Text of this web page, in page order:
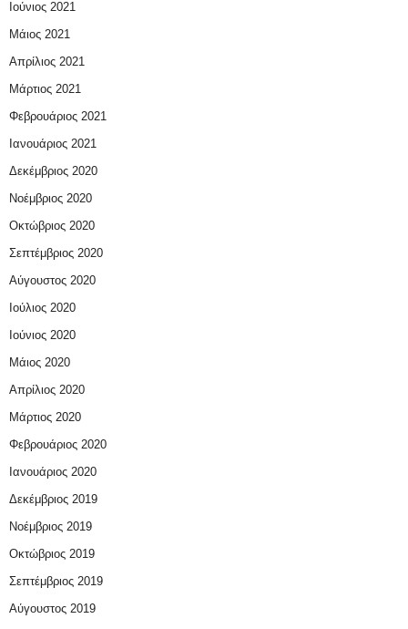
Ιούνιος 2021
Μάιος 2021
Απρίλιος 2021
Μάρτιος 2021
Φεβρουάριος 2021
Ιανουάριος 2021
Δεκέμβριος 2020
Νοέμβριος 2020
Οκτώβριος 2020
Σεπτέμβριος 2020
Αύγουστος 2020
Ιούλιος 2020
Ιούνιος 2020
Μάιος 2020
Απρίλιος 2020
Μάρτιος 2020
Φεβρουάριος 2020
Ιανουάριος 2020
Δεκέμβριος 2019
Νοέμβριος 2019
Οκτώβριος 2019
Σεπτέμβριος 2019
Αύγουστος 2019